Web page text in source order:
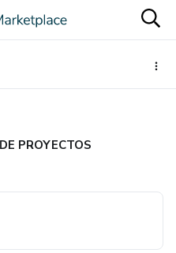
PROYECTOS